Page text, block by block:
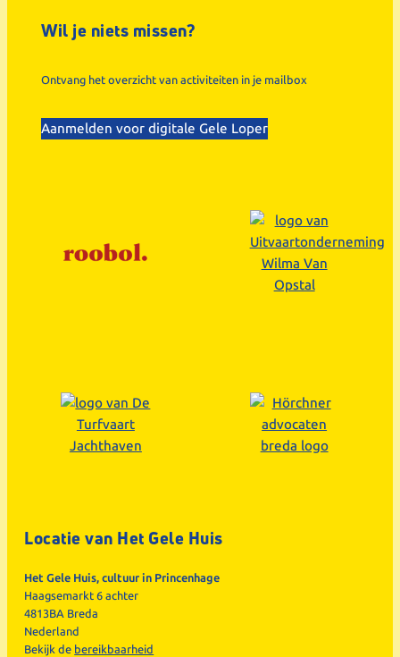
Wil je niets missen?
Ontvang het overzicht van activiteiten in je mailbox
Aanmelden voor digitale Gele Loper
Locatie van Het Gele Huis
Het Gele Huis, cultuur in Princenhage
Haagsemarkt 6 achter
4813BA Breda
Nederland
Bekijk de bereikbaarheid